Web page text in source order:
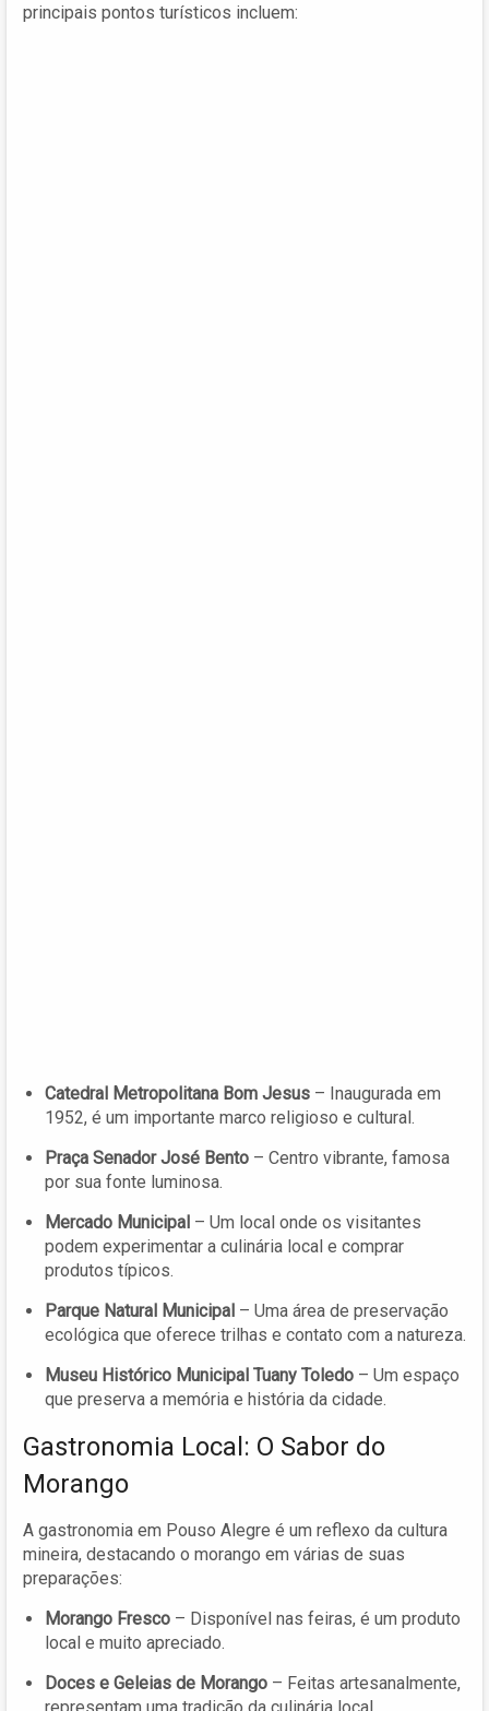
principais pontos turísticos incluem:
Catedral Metropolitana Bom Jesus – Inaugurada em
1952, é um importante marco religioso e cultural.
Praça Senador José Bento – Centro vibrante, famosa
por sua fonte luminosa.
Mercado Municipal – Um local onde os visitantes
podem experimentar a culinária local e comprar
produtos típicos.
Parque Natural Municipal – Uma área de preservação
ecológica que oferece trilhas e contato com a natureza.
Museu Histórico Municipal Tuany Toledo – Um espaço
que preserva a memória e história da cidade.
Gastronomia Local: O Sabor do
Morango
A gastronomia em Pouso Alegre é um reflexo da cultura
mineira, destacando o morango em várias de suas
preparações:
Morango Fresco – Disponível nas feiras, é um produto
local e muito apreciado.
Doces e Geleias de Morango – Feitas artesanalmente,
representam uma tradição da culinária local.